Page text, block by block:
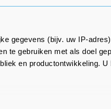
gegevens (bijv. uw IP-
te gebruiken met als doel
en productontwikkeling.
Sint-
wordt de